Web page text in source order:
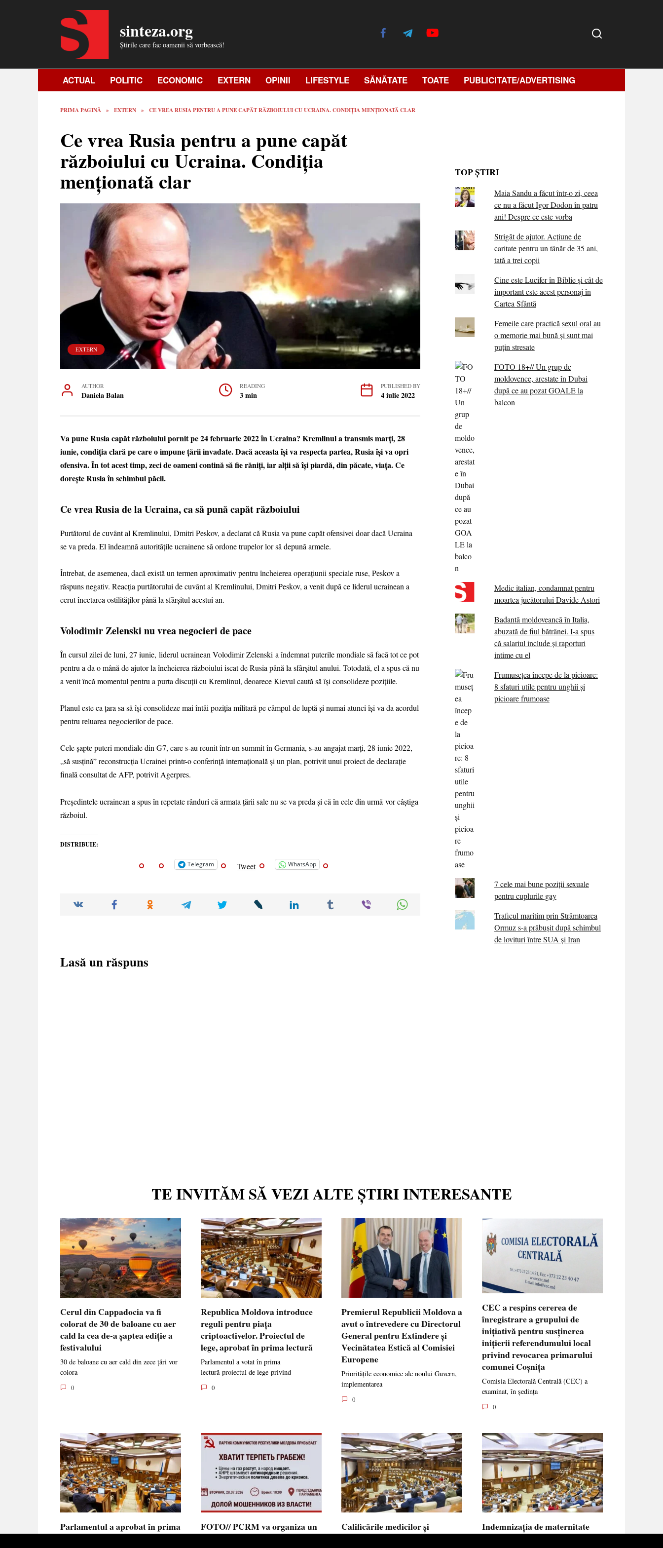
sinteza.org
Știrile care fac oamenii să vorbească!
ACTUAL POLITIC ECONOMIC EXTERN OPINII LIFESTYLE SĂNĂTATE TOATE PUBLICITATE/ADVERTISING
PRIMA PAGINĂ » EXTERN » CE VREA RUSIA PENTRU A PUNE CAPĂT RĂZBOIULUI CU UCRAINA. CONDIȚIA MENȚIONATĂ CLAR
Ce vrea Rusia pentru a pune capăt
războiului cu Ucraina. Condiția
menționată clar
EXTERN
AUTHOR
Daniela Balan
READING
3 min
PUBLISHED BY
4 iulie 2022
Va pune Rusia capăt războiului pornit pe 24 februarie 2022 în Ucraina? Kremlinul a transmis marți, 28
iunie, condiția clară pe care o impune țării invadate. Dacă aceasta își va respecta partea, Rusia își va opri
ofensiva. În tot acest timp, zeci de oameni contină să fie răniți, iar alții să își piardă, din păcate, viața. Ce
dorește Rusia în schimbul păcii.
Ce vrea Rusia de la Ucraina, ca să pună capăt războiului
Purtătorul de cuvânt al Kremlinului, Dmitri Peskov, a declarat că Rusia va pune capăt ofensivei doar dacă Ucraina
se va preda. El îndeamnă autoritățile ucrainene să ordone trupelor lor să depună armele.
Întrebat, de asemenea, dacă există un termen aproximativ pentru încheierea operațiunii speciale ruse, Peskov a
răspuns negativ. Reacția purtătorului de cuvânt al Kremlinului, Dmitri Peskov, a venit după ce liderul ucrainean a
cerut încetarea ostilităţilor până la sfârşitul acestui an.
Volodimir Zelenski nu vrea negocieri de pace
În cursul zilei de luni, 27 iunie, liderul ucrainean Volodimir Zelenski a îndemnat puterile mondiale să facă tot ce pot
pentru a da o mână de ajutor la încheierea războiului iscat de Rusia până la sfârșitul anului. Totodată, el a spus că nu
a venit încă momentul pentru a purta discuții cu Kremlinul, deoarece Kievul caută să își consolideze pozițiile.
Planul este ca țara sa să își consolideze mai întâi poziția militară pe câmpul de luptă și numai atunci își va da acordul
pentru reluarea negocierilor de pace.
Cele şapte puteri mondiale din G7, care s-au reunit într-un summit în Germania, s-au angajat marţi, 28 iunie 2022,
„să susţină” reconstrucţia Ucrainei printr-o conferinţă internaţională şi un plan, potrivit unui proiect de declaraţie
finală consultat de AFP, potrivit Agerpres.
Președintele ucrainean a spus în repetate rânduri că armata țării sale nu se va preda și că în cele din urmă vor câștiga
războiul.
DISTRIBUIE:
Telegram Tweet WhatsApp
Lasă un răspuns
TOP ȘTIRI
Maia Sandu a făcut într-o zi, ceea
ce nu a făcut Igor Dodon în patru
ani! Despre ce este vorba
Strigăt de ajutor. Acțiune de
caritate pentru un tânăr de 35 ani,
tată a trei copii
Cine este Lucifer în Biblie și cât de
important este acest personaj în
Cartea Sfântă
Femeile care practică sexul oral au
o memorie mai bună și sunt mai
puțin stresate
FOTO 18+// Un grup de
moldovence, arestate în Dubai
după ce au pozat GOALE la
balcon
Medic italian, condamnat pentru
moartea jucătorului Davide Astori
Badantă moldoveancă în Italia,
abuzată de fiul bătrânei. I-a spus
că salariul include și raporturi
intime cu el
Frumusețea începe de la picioare:
8 sfaturi utile pentru unghii și
picioare frumoase
7 cele mai bune poziții sexuale
pentru cuplurile gay
Traficul maritim prin Strâmtoarea
Ormuz s-a prăbușit după schimbul
de lovituri între SUA şi Iran
TE INVITĂM SĂ VEZI ALTE ȘTIRI INTERESANTE
Cerul din Cappadocia va fi
colorat de 30 de baloane cu aer
cald la cea de-a șaptea ediție a
festivalului
30 de baloane cu aer cald din zece țări vor
colora
0
Republica Moldova introduce
reguli pentru piața
criptoactivelor. Proiectul de
lege, aprobat în prima lectură
Parlamentul a votat în prima
lectură proiectul de lege privind
0
Premierul Republicii Moldova a
avut o întrevedere cu Directorul
General pentru Extindere și
Vecinătatea Estică al Comisiei
Europene
Prioritățile economice ale noului Guvern,
implementarea
0
CEC a respins cererea de
înregistrare a grupului de
inițiativă pentru susținerea
inițierii referendumului local
privind revocarea primarului
comunei Coșnița
Comisia Electorală Centrală (CEC) a
examinat, în ședința
0
Parlamentul a aprobat în prima
FOTO// PCRM va organiza un
Calificările medicilor și
Indemnizația de maternitate